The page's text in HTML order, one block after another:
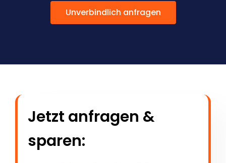
Unverbindlich anfragen
Jetzt anfragen &
sparen: